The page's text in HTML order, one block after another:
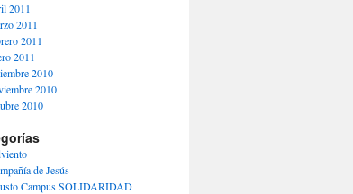
2011
2011
2011
2011
2010
2010
2010
de Jesús
Campus SOLIDARIDAD